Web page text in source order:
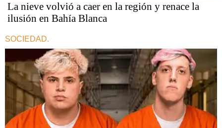
La nieve volvió a caer en la región y renace la
ilusión en Bahía Blanca
SOCIEDAD.